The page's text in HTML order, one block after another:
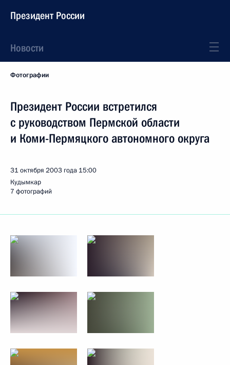
Президент России
Новости
Фотографии
Президент России встретился
с руководством Пермской области
и Коми-Пермяцкого автономного округа
31 октября 2003 года 15:00
Кудымкар
7 фотографий